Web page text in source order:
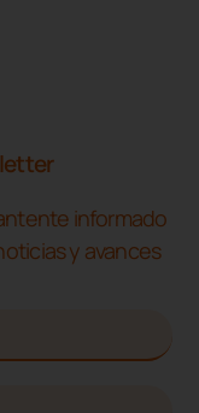
informado
y avances